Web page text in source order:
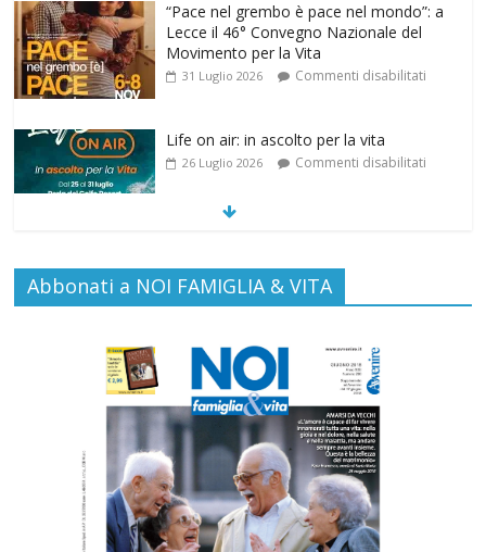
“Pace nel grembo è pace nel mondo”: a
Lecce il 46° Convegno Nazionale del
Movimento per la Vita
31 Luglio 2026 Commenti disabilitati
Life on air: in ascolto per la vita
26 Luglio 2026 Commenti disabilitati
SAMARITANI 2.0: la risposta di Federvita
Emilia Romagna al suicidio assistito per
legge
Gino Soldera nominato Membro della
“Hall of Honor Prenatal Sciences 2026”
16 Luglio 2026 Commenti disabilitati
Carlo Casini, “giusto” perché testimone
della carità sociale
Abbonati a NOI FAMIGLIA & VITA